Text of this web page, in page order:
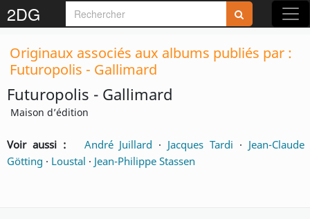
2DG
Originaux associés aux albums publiés par :
Futuropolis - Gallimard
Futuropolis - Gallimard
Maison d’édition
Voir aussi : André Juillard · Jacques Tardi · Jean-Claude
Götting · Loustal · Jean-Philippe Stassen